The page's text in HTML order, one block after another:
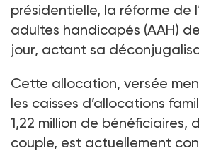
présidentielle, la réforme de
adultes handicapés (AAH)
jour, actant sa
Cette allocation, versée
les caisses d’allocations
1,22 million de bénéficiaires,
couple, est actuellement